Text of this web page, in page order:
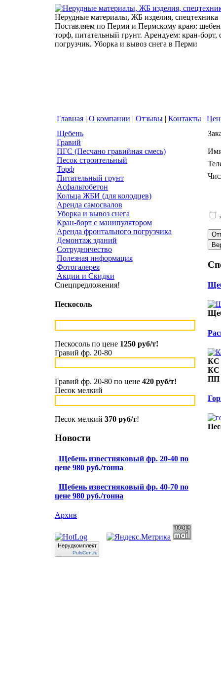
Нерудные материалы, ЖБ изделия, спецтехника
Поставляем по Перми и Пермскому краю:
торф, питательный грунт. Арендуем: кран-
погрузчик. Уборка и вывоз снега в Перми
Главная | О компании | Отзывы | Контакты |
Щебень
Гравий
ПГС (Песчано гравийная смесь)
Песок строительный
Торф
Питательный грунт
Асфальтобетон
Кольца ЖБИ (для колодцев)
Аренда самосвалов
Уборка и вывоз снега
Кран-борт с манипулятором
Аренда фронтального погрузчика
Демонтаж зданий
Сотрудничество
Полезная информация
Фотогалерея
Акции и Скидки
Спецпредложения!
Пескосоль
Пескосоль по цене 1250 руб/т!
Гравий фр. 20-80
Гравий фр. 20-80 по цене 420 руб/т!
Песок мелкий
Песок мелкий 370 руб/т!
Новости
Щебень известняковый фр. 20-40 по
цене 980 руб./тонна
Щебень известняковый фр. 40-70 по
цене 980 руб./тонна
Архив
КС
КС
ПП
Нерудкомплект
PulsCen.ru